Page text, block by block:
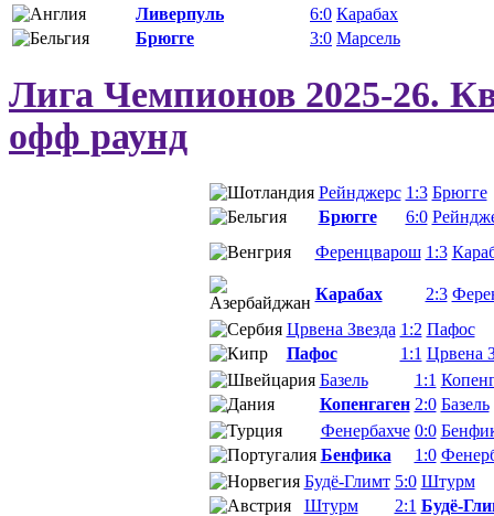
Ливерпуль
6:0 Карабах
Брюгге
3:0 Марсель
Лига Чемпионов 2025-26.
офф раунд
Рейнджерс 1:3 Брюгге
Брюгге
6:0
Ференцварош 1:3
Карабах 2:3
Црвена Звезда 1:2 Пафос
Пафос
1:1 Црвена
Базель
1:1
Копенгаген 2:0 Базель
Фенербахче 0:0
Бенфика
1:0
Будё-Глимт 5:0 Штурм
Штурм
2:1 Будё-